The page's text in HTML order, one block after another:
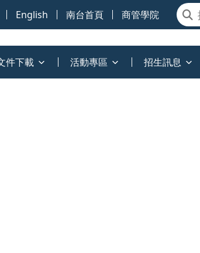
English 南台首頁 商管學院
件下載 活動專區 招生訊息